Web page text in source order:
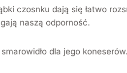
czosnku dają się łatwo
naszą odporność.
dla jego